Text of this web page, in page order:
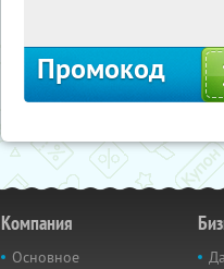
Промокод
Компания
Основное